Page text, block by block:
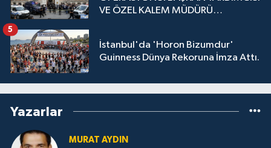
VE ÖZEL KALEM MÜDÜRÜ
İstanbul'da 'Horon Bizumdur'
Guinness Dünya Rekoruna İmza Attı.
5
Yazarlar
MURAT AYDIN